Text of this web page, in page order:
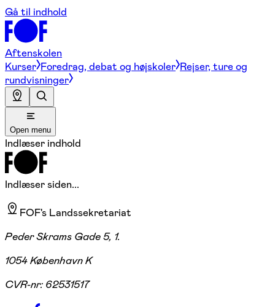
Gå til indhold
Aftenskolen
Kurser Foredrag, debat og højskoler Rejser, ture og
rundvisninger
Open menu
Indlæser indhold
Indlæser siden...
FOF's Landssekretariat
Peder Skrams Gade 5, 1.
1054 København K
CVR-nr: 62531517